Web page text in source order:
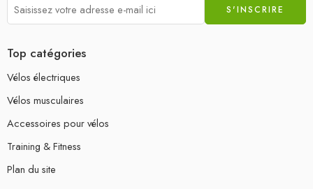
Top catégories
Vélos électriques
Vélos musculaires
Accessoires pour vélos
Training & Fitness
Plan du site